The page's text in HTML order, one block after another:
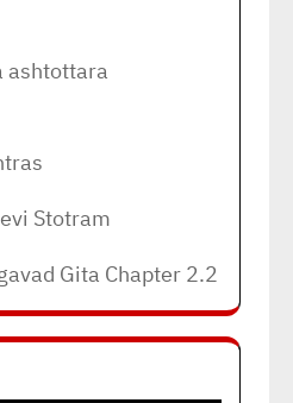
ashtottara
Stotram
Gita Chapter 2.2